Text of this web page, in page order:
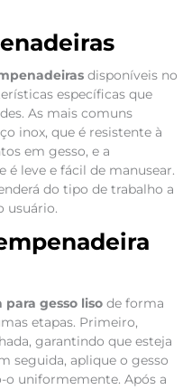
disponíveis no
específicas que
As mais comuns
inox, que é resistente à
em gesso, e a
é leve e fácil de manusear.
do tipo de trabalho a
usuário.
gesso lisode forma
etapas. Primeiro,
garantindo que esteja
seguida, aplique o gesso
uniformemente. Após a